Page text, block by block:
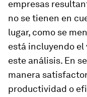
empresas
no se tienen en
lugar, como se
está incluyendo el
este análisis. En
manera
productividad o